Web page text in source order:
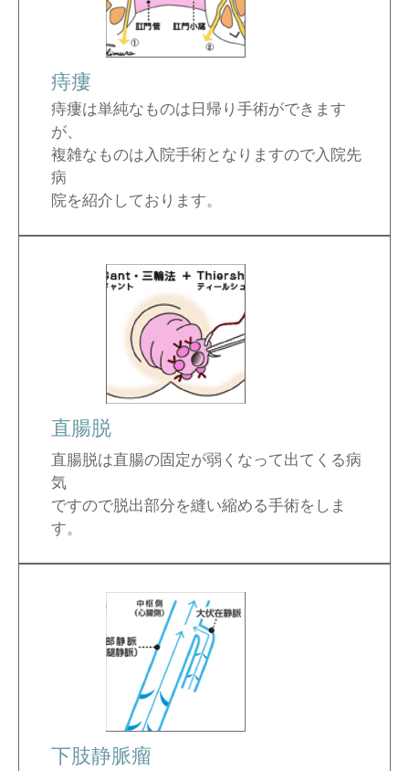
痔瘻
痔瘻は単純なものは日帰り手術ができます
が、
複雑なものは入院手術となりますので入院先
病
院を紹介しております。
直腸脱
直腸脱は直腸の固定が弱くなって出てくる病
気
ですので脱出部分を縫い縮める手術をしま
す。
下肢静脈瘤